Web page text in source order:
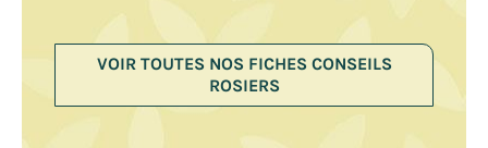
VOIR TOUTES NOS FICHES CONSEILS
ROSIERS